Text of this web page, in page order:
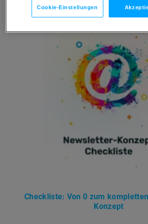
Checkliste: Von 0 zum
Konzept
Cookie-Einstellungen